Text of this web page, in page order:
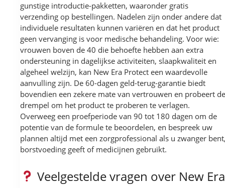
gunstige introductie-pakketten, waaronder gratis
verzending op bestellingen. Nadelen zijn onder andere dat
individuele resultaten kunnen variëren en dat het product
geen vervanging is voor medische behandeling. Voor wie:
vrouwen boven de 40 die behoefte hebben aan extra
ondersteuning in dagelijkse activiteiten, slaapkwaliteit en
algeheel welzijn, kan New Era Protect een waardevolle
aanvulling zijn. De 60-dagen geld-terug-garantie biedt
bovendien een zekere mate van vertrouwen en probeert de
drempel om het product te proberen te verlagen.
Overweeg een proefperiode van 90 tot 180 dagen om de
potentie van de formule te beoordelen, en bespreek uw
plannen altijd met een zorgprofessional als u zwanger
borstvoeding geeft of medicijnen gebruikt.
Veelgestelde vragen over New Era